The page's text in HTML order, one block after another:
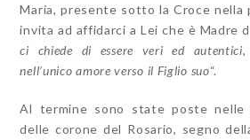
Maria, presente sotto la Croce nella
invita ad affidarci a Lei che è Madre
ci chiede di essere veri ed
nell’unico amore verso il Figlio suo“.
Al termine sono state poste nelle
delle corone del Rosario, segno